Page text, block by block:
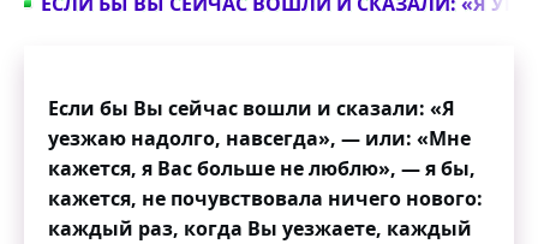
Если бы Вы сейчас вошли и сказали: «Я
уезжаю надолго, навсегда», — или: «Мне
кажется, я Вас больше не люблю», — я бы,
кажется, не почувствовала ничего нового:
каждый раз, когда Вы уезжаете, каждый